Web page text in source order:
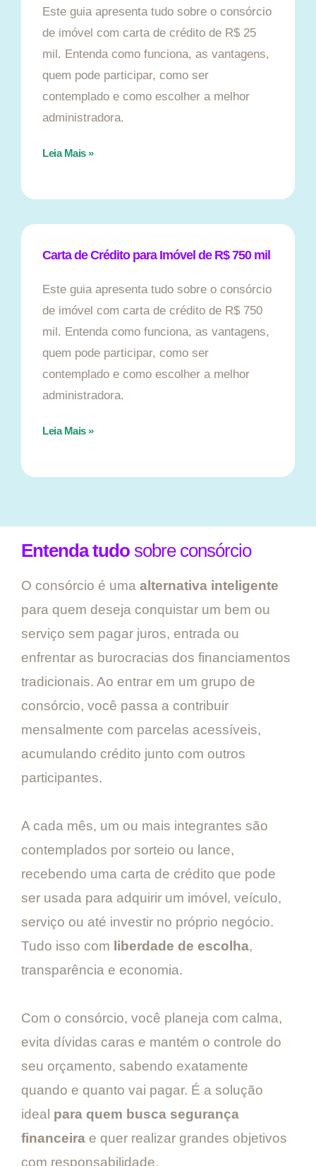
Este guia apresenta tudo sobre o consórcio
de imóvel com carta de crédito de R$ 25
mil. Entenda como funciona, as vantagens,
quem pode participar, como ser
contemplado e como escolher a melhor
administradora.
Leia Mais »
Carta de Crédito para Imóvel de R$ 750 mil
Este guia apresenta tudo sobre o consórcio
de imóvel com carta de crédito de R$ 750
mil. Entenda como funciona, as vantagens,
quem pode participar, como ser
contemplado e como escolher a melhor
administradora.
Leia Mais »
Entenda tudo sobre consórcio
O consórcio é uma alternativa inteligente
para quem deseja conquistar um bem ou
serviço sem pagar juros, entrada ou
enfrentar as burocracias dos financiamentos
tradicionais. Ao entrar em um grupo de
consórcio, você passa a contribuir
mensalmente com parcelas acessíveis,
acumulando crédito junto com outros
participantes.
A cada mês, um ou mais integrantes são
contemplados por sorteio ou lance,
recebendo uma carta de crédito que pode
ser usada para adquirir um imóvel, veículo,
serviço ou até investir no próprio negócio.
Tudo isso com liberdade de escolha,
transparência e economia.
Com o consórcio, você planeja com calma,
evita dívidas caras e mantém o controle do
seu orçamento, sabendo exatamente
quando e quanto vai pagar. É a solução
ideal para quem busca segurança
financeira e quer realizar grandes objetivos
com responsabilidade.